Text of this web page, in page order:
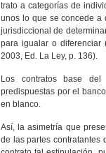
trato a categorías de
unos lo que se concede a
jurisdiccional de
para igualar o diferenciar
2003, Ed. La Ley, p. 136).
Los contratos base del
predispuestas por el
en blanco.
Así, la asimetría que
de las partes contratantes